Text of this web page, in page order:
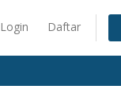
Login Daftar